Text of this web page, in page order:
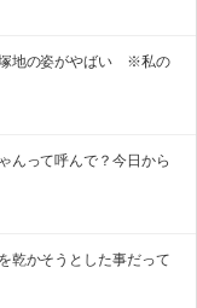
塚地の姿がやばい ※私の
んって呼んで？今日から
乾かそうとした事だって